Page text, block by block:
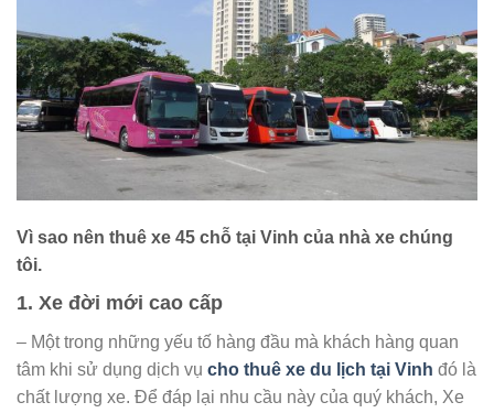
Vì sao nên thuê xe 45 chỗ tại Vinh của nhà xe chúng
tôi.
1. Xe đời mới cao cấp
– Một trong những yếu tố hàng đầu mà khách hàng quan
tâm khi sử dụng dịch vụ cho thuê xe du lịch tại Vinh đó là
chất lượng xe. Để đáp lại nhu cầu này của quý khách, Xe